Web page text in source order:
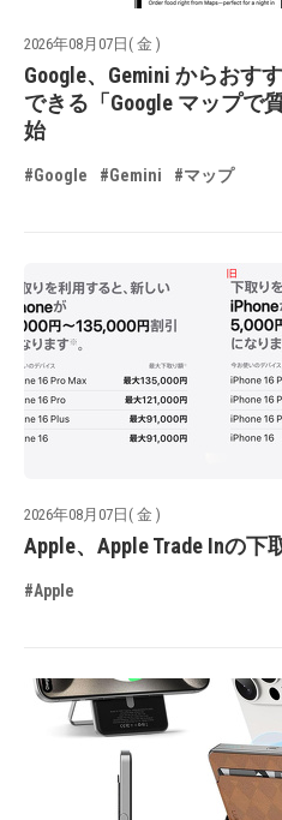
2026年08月07日( 金 )
Google、Gemini からおす
できる「Google マップで
始
#Google #Gemini #マップ
2026年08月07日( 金 )
Apple、Apple Trade Inの下
#Apple